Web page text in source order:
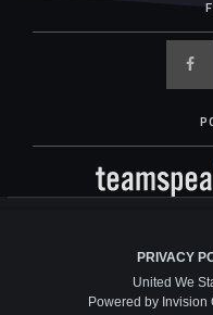
PRIVACY
United We
Powered by Invision